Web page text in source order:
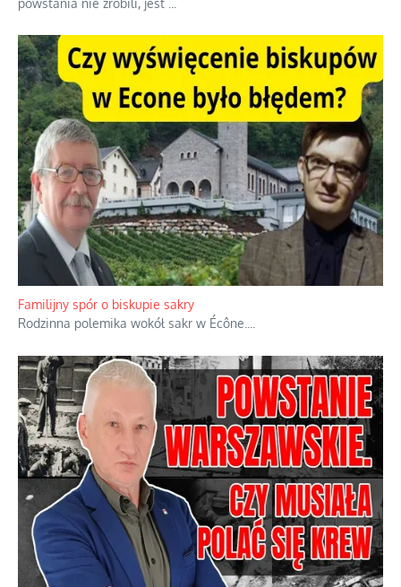
Familijny spór o biskupie sakry
Rodzinna polemika wokół sakr w Écône.